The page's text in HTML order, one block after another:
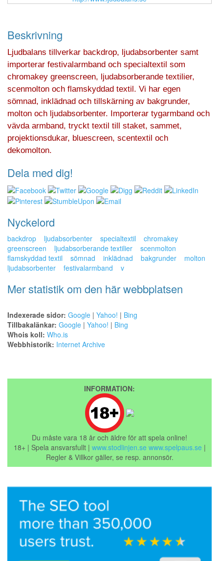
Beskrivning
Ljudbalans tillverkar backdrop, ljudabsorbenter samt
importerar festivalarmband och specialtextil som
chromakey greenscreen, ljudabsorberande textilier,
scenmolton och flamskyddad textil. Vi har egen
sömnad, inklädnad och tillskärning av bakgrunder,
molton och ljudabsorbenter. Importerar tygarmband och
vävda armband, tryckt textil till staket, sammet,
projektionsdukar, bluescreen, scentextil och
dekomolton.
Dela med dig!
Nyckelord
backdrop ljudabsorbenter specialtextil
chromakey
greenscreen
ljudabsorberande textilier
scenmolton
flamskyddad textil
sömnad inklädnad bakgrunder
molton
ljudabsorbenter
festivalarmband v
Mer statistik om den här webbplatsen
Indexerade sidor: Google | Yahoo! | Bing
Tillbakalänkar: Google | Yahoo! | Bing
Whois koll: Who.is
Webbhistorik: Internet Archive
INFORMATION:
Du måste vara 18 år och äldre för att spela online!
18+ | Spela ansvarsfullt | www.stodlinjen.se www.spelpaus.se |
Regler & Villkor gäller, se resp. annonsör.